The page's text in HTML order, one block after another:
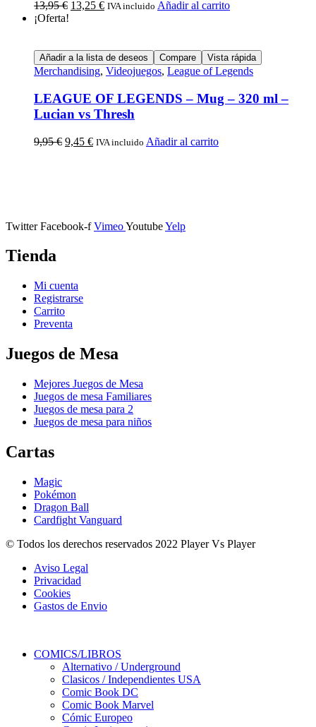
13,95€ 13,25 € IVA incluido Añadir al carrito
¡Oferta!
Añadir a la lista de deseos Compare Vista rápida
Merchandising, Videojuegos, League of Legends
LEAGUE OF LEGENDS – Mug – 320 ml –
Lucian vs Thresh
9,95€ 9,45 € IVA incluido Añadir al carrito
Twitter Facebook-f VimeoYoutubeYelp
Tienda
Mi cuenta
Registrarse
Carrito
Preventa
Juegos de Mesa
Mejores Juegos de Mesa
Juegos de mesa Familiares
Juegos de mesa para 2
Juegos de mesa para niños
Cartas
Magic
Pokémon
Dragon Ball
Cardfight Vanguard
© Todos los derechos reservados 2022 Player Vs Player
Aviso Legal
Privacidad
Cookies
Gastos de Envio
COMICS/LIBROS
Alternativo / Underground
Clasicos / Independientes USA
Comic Book DC
Comic Book Marvel
Cómic Europeo